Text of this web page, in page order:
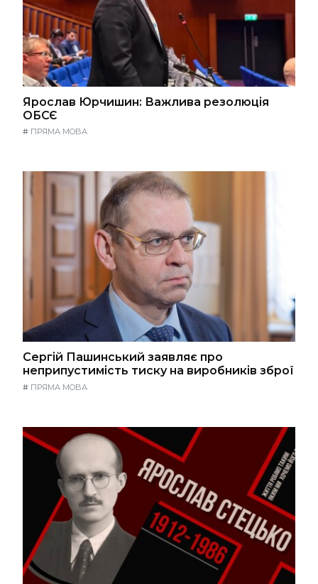
Ярослав Юрчишин: Важлива резолюція
ОБСЄ
# ПРЯМА МОВА
Сергій Пашинський заявляє про
неприпустимість тиску на виробників зброї
# ПРЯМА МОВА